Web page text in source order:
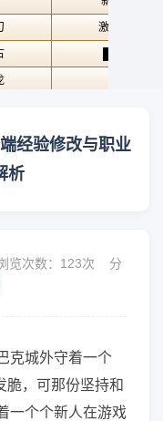
经验修改与职业
析
次数： 123次 分
克城外守着一个
脆，可那份坚持和
一个个新人在游戏